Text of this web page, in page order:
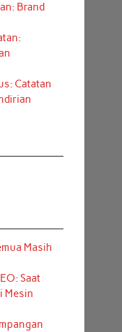
Brand
Catatan
Masih
Saat
Mesin